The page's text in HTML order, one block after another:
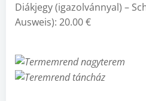
Diákjegy (igazolvánnyal) –
Ausweis): 20.00 €